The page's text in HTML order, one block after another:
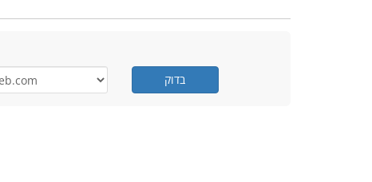
בדוק